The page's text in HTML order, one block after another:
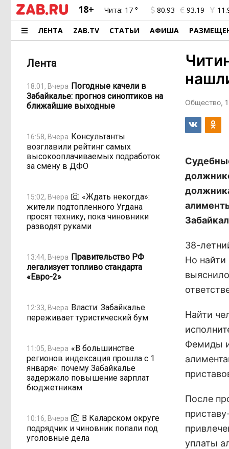
18+ Чита: 17 ° 80.93 93.19
ЛЕНТА ZAB.TV СТАТЬИ АФИША
Лента
18:01, Вчера Погодные качели в
Забайкалье: прогноз синоптиков на
ближайшие выходные
16:58, Вчера Консультанты
возглавили рейтинг самых
высокооплачиваемых подработок
за смену в ДФО
15:02, Вчера
«Ждать некогда»:
жители подтопленного Угдана
просят технику, пока чиновники
разводят руками
13:44, Вчера Правительство РФ
легализует топливо стандарта
«Евро-2»
12:33, Вчера Власти: Забайкалье
переживает туристический бум
11:05, Вчера «В большинстве
регионов индексация прошла с 1
января»: почему Забайкалье
задержало повышение зарплат
бюджетникам
10:16, Вчера
В Каларском округе
подрядчик и чиновник попали под
уголовные дела
Общество,
38-
Но найти
Найти
Фемиды
После
уплаты